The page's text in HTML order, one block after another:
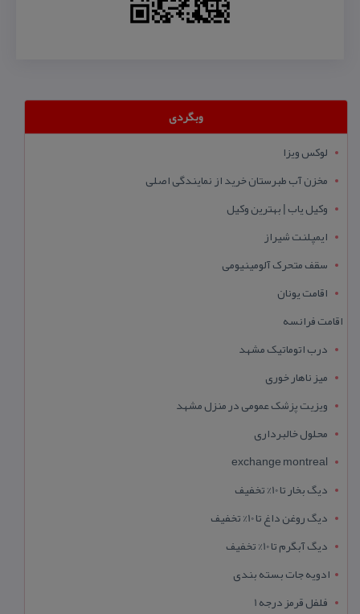
وبگردی
لوکس ویزا
مخزن آب طبرستان خرید از نمایندگی اصلی
وکیل یاب | بهترین وکیل
ایمپلنت شیراز
سقف متحرک آلومینیومی
اقامت یونان
اقامت فرانسه
درب اتوماتیک مشهد
میز ناهار خوری
ویزیت پزشک عمومی در منزل مشهد
محلول خالبرداری
exchange montreal
دیگ بخار تا 10% تخفیف
دیگ روغن داغ تا 10% تخفیف
دیگ آبگرم تا 10% تخفیف
ادویه جات بسته بندی
فلفل قرمز درجه 1